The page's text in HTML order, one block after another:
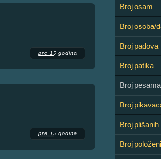
pre 15 godina
pre 15 godina
Broj osam
Broj osoba/
Broj padova
Broj patika
Broj
Broj
Broj
Broj